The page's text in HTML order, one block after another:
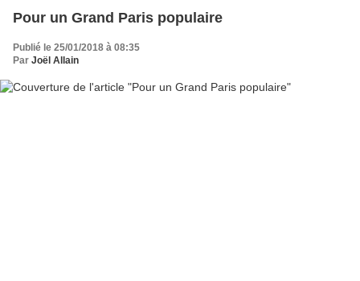
Pour un Grand Paris populaire
Publié le 25/01/2018 à 08:35
Par Joël Allain